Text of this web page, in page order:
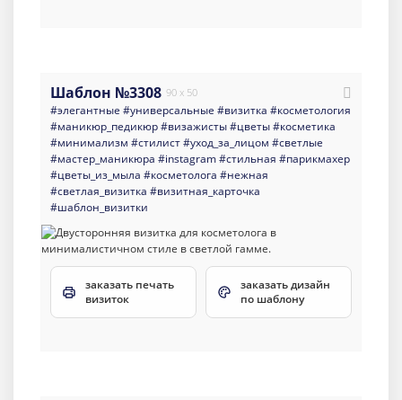
Шаблон №3308 90 x 50
#элегантные #универсальные #визитка #косметология
#маникюр_педикюр#визажисты#цветы#косметика
#минимализм #стилист#уход_за_лицом #светлые
#мастер_маникюра #instagram#стильная #парикмахер
#цветы_из_мыла #косметолога #нежная
#светлая_визитка #визитная_карточка
#шаблон_визитки
заказать печать
визиток
заказать дизайн
по шаблону